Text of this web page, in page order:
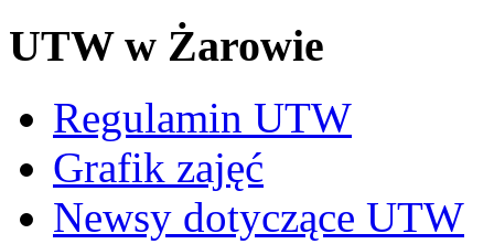
UTW w Żarowie
Regulamin UTW
Grafik zajęć
Newsy dotyczące UTW